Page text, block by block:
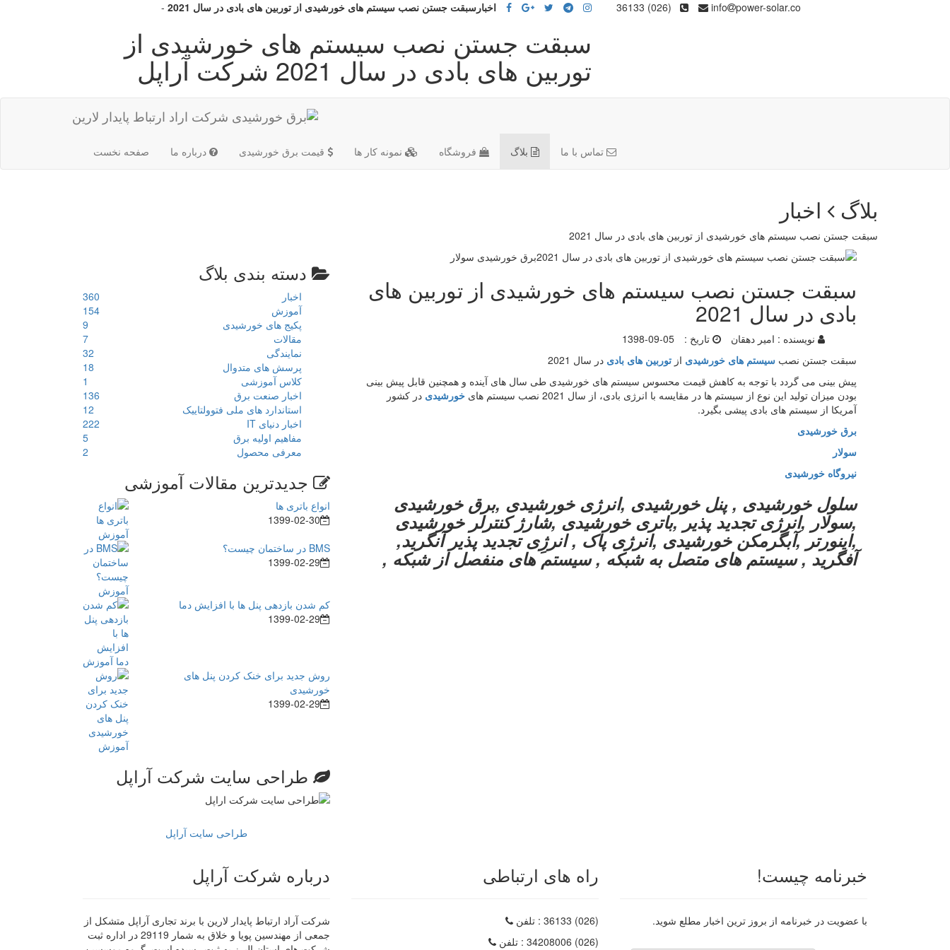
اخبارسبقت جستن نصب سیستم های خورشیدی از توربین های بادی در سال 2021 -
سبقت جستن نصب سیستم های خورشیدی از
توربین های بادی در سال 2021 شرکت آراپل
info power-solar.co
(026) 36133
صفحه نخست درباره ما قیمت برق خورشیدی نمونه کار ها فروشگاه بلاگ تماس با ما
بلاگ اخبار
سبقت جستن نصب سیستم های خورشیدی از توربین های بادی در سال 2021
دسته بندی بلاگ
اخبار
360
آموزش
154
پکیج های خورشیدی
9
مقالات
7
نمایندگی
32
پرسش های متدوال
18
کلاس آموزشی
1
اخبار صنعت برق
136
استاندارد های ملی فتوولتاییک
12
اخبار دنیای IT
222
مفاهیم اولیه برق
5
معرفی محصول
2
جدیدترین مقالات آموزشی
انواع باتری ها
1399-02-30
BMS در ساختمان چیست؟
1399-02-29
کم شدن بازدهی پنل ها با افزایش دما
1399-02-29
روش جدید برای خنک کردن پنل های
خورشیدی
1399-02-29
طراحی سایت شرکت آراپل
طراحی سایت آراپل
سبقت جستن نصب سیستم های خورشیدی از توربین های
بادی در سال 2021
نویسنده : امیر دهقان تاریخ :
1398-09-05
سبقت جستن نصب سیستم های خورشیدی از توربین های بادی در سال 2021
پیش بینی می گردد با توجه به کاهش قیمت محسوس سیستم های خورشیدی طی سال های آینده و همچنین قابل پیش بینی
بودن میزان تولید این نوع از سیستم ها در مقایسه با انرژی بادی، از سال 2021 نصب سیستم های
خورشیدی در کشور
آمریکا از سیستم های بادی پیشی بگیرد.
برق خورشیدی
سولار
نیروگاه خورشیدی
سلول خورشیدی , پنل خورشیدی ,انرژی خورشیدی ,برق خورشیدی
,سولار ,انرژی تجدید پذیر ,باتری خورشیدی ,شارژ کنترلر خورشیدی
,اینورتر ,آبگرمکن خورشیدی ,انرژی پاک , انرژِی تجدید پذیر آنگرید,
آفگرید , سیستم های متصل به شبکه , سیستم های منفصل از شبکه ,
درباره شرکت آراپل
شرکت آراد ارتباط پایدار لارین با برند تجاری آراپل متشکل از
جمعی از مهندسین پویا و خلاق به شمار 29119 در اداره ثبت
راه های ارتباطی
(026) 36133
: تلفن
(026) 34208006
: تلفن
خبرنامه چیست!
با عضویت در خبرنامه از بروز ترین اخبار مطلع شوید.